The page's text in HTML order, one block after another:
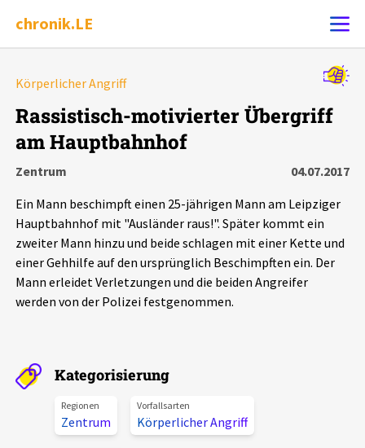
chronik.LE
Chronik
Leipziger Zustände
Schlaglichter
Aktuelles
Alle Beiträge
Über uns
Körperlicher Angriff
Rassistisch-motivierter Übergriff
am Hauptbahnhof
Zentrum
04.07.2017
Ein Mann beschimpft einen 25-jährigen Mann am Leipziger
Hauptbahnhof mit "Ausländer raus!". Später kommt ein
zweiter Mann hinzu und beide schlagen mit einer Kette und
einer Gehhilfe auf den ursprünglich Beschimpften ein. Der
Mann erleidet Verletzungen und die beiden Angreifer
werden von der Polizei festgenommen.
Kategorisierung
Regionen
Zentrum
Vorfallsarten
Körperlicher Angriff
Alle Ereignisse
Ereignisse
Ereignisse Statistik